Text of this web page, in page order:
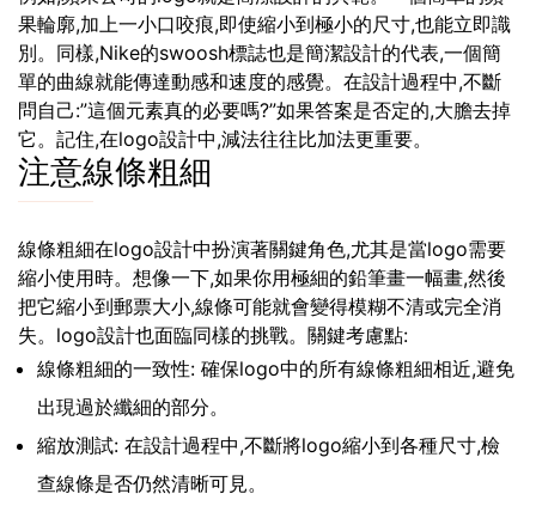
果輪廓,加上一小口咬痕,即使縮小到極小的尺寸,也能立即識
別。同樣,Nike的swoosh標誌也是簡潔設計的代表,一個簡
單的曲線就能傳達動感和速度的感覺。在設計過程中,不斷
問自己:”這個元素真的必要嗎?”如果答案是否定的,大膽去掉
它。記住,在logo設計中,減法往往比加法更重要。
注意線條粗細
線條粗細在logo設計中扮演著關鍵角色,尤其是當logo需要
縮小使用時。想像一下,如果你用極細的鉛筆畫一幅畫,然後
把它縮小到郵票大小,線條可能就會變得模糊不清或完全消
失。logo設計也面臨同樣的挑戰。關鍵考慮點:
線條粗細的一致性: 確保logo中的所有線條粗細相近,避免
出現過於纖細的部分。
縮放測試: 在設計過程中,不斷將logo縮小到各種尺寸,檢
查線條是否仍然清晰可見。